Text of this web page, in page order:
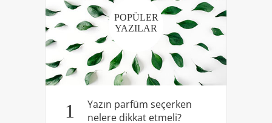
POPÜLER
YAZILAR
1
Yazın parfüm seçerken
nelere dikkat etmeli?